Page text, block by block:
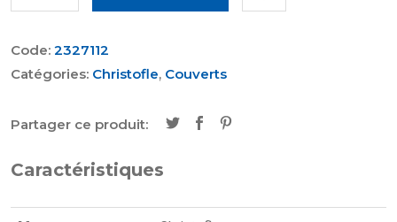
Code: 2327112
Catégories: Christofle, Couverts
Partager ce produit:
Caractéristiques